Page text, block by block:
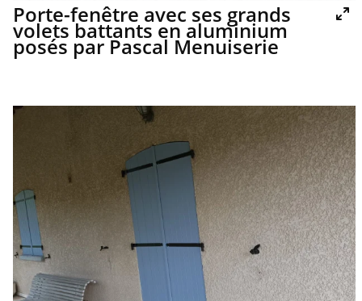
Porte-fenêtre avec ses grands
volets battants en aluminium
posés par Pascal Menuiserie